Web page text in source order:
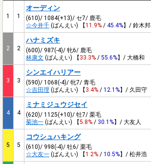
1 1
オーディン
(610)/ 1084(+13)/ セ7/ 鹿毛
☆今井千 (ばんえい) 【11.9% / 45.4%】/ 鈴木邦
2 2
ハナミズキ
(600)/ 987(-4)/ 牝6/ 鹿毛
林康文 (ばんえい) 【33.3% / 55.6%】/ 大橋和
3 3
シンエイハリアー
(590)/ 1068(-4)/ 牝7/ 青毛
☆吉田理 (ばんえい) 【3.4% / 12.1%】/ 久田守
4 4
ミナミジュウジセイ
(620)/ 1125(+10)/ 牡7/ 栗毛
菊池一 (ばんえい) 【5.8% / 30.1%】/ 大友人
5 5
コウシュハキング
(610)/ 998(-4)/ 牡6/ 栗毛
☆大友一 (ばんえい) 【1.2% / 10.5%】/ 松井浩